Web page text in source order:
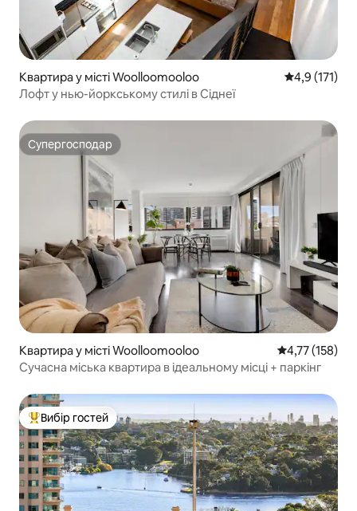
Квартира у місті Woolloomooloo Середня
4,9 (171)
Лофт у нью-йоркському стилі в Сіднеї
Супергосподар
Супергосподар
Квартира у місті Woolloomooloo Середня
4,77 (158)
Сучасна міська квартира в ідеальному місці + паркінг
Топ вибір гостей
Вибір гостей